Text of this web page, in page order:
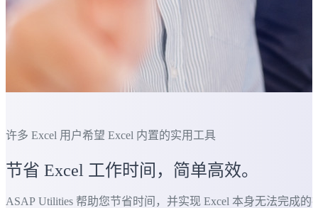
许多 Excel 用户希望 Excel 内置的实用工具
节省 Excel 工作时间，简单高效。
ASAP Utilities 帮助您节省时间，并实现 Excel 本身无法完成的